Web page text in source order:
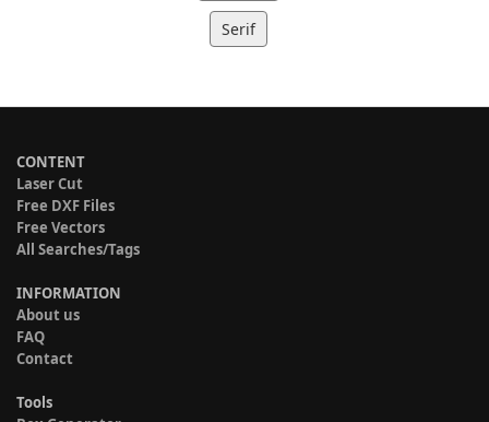
Serif
CONTENT
Laser Cut
Free DXF Files
Free Vectors
All Searches/Tags
INFORMATION
About us
FAQ
Contact
Tools